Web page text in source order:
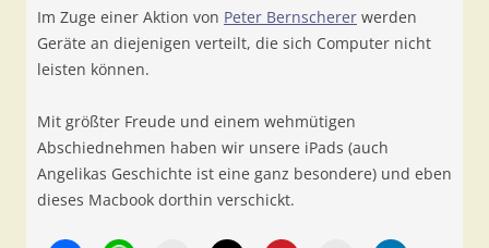
Im Zuge einer Aktion von Peter Bernscherer werden
Geräte an diejenigen verteilt, die sich Computer nicht
leisten können.
Mit größter Freude und einem wehmütigen
Abschiednehmen haben wir unsere iPads (auch
Angelikas Geschichte ist eine ganz besondere) und eben
dieses Macbook dorthin verschickt.